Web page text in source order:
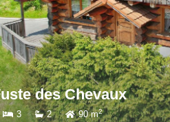
des Chevaux
3 2 90 m2